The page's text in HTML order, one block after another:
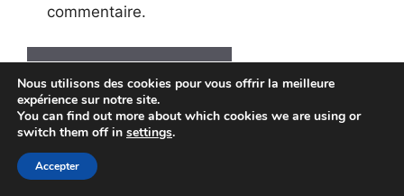
commentaire.
A
l
t
e
© 2026 Economie Solaire
Nous utilisons des cookies pour vous offrir la meilleure
expérience sur notre site.
You can find out more about which cookies we are using or
switch them off in settings.
Accepter